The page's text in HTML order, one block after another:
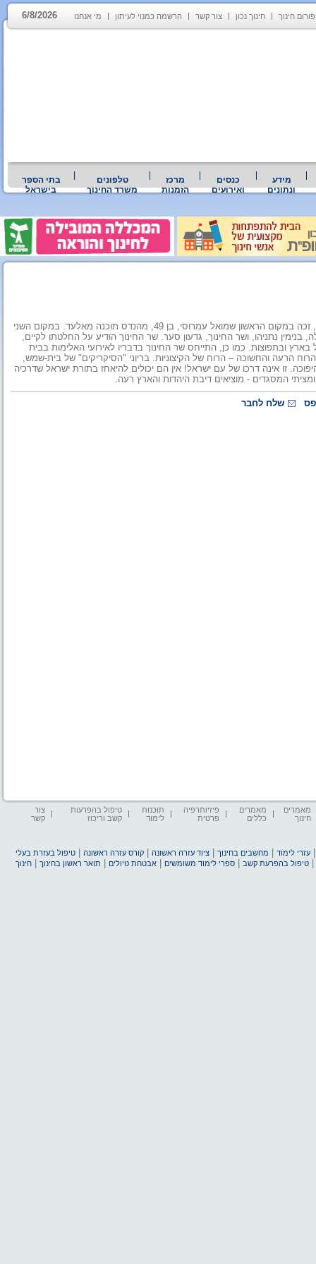
פורום חינוך חינוך נכון צור קשר הרשמה כמנוי לעיתון מי אנחנו 6/8/2026
מידע
ונתונים
כנסים
ואירועים
מרכז
הזמנות
טלפונים
משרד החינוך
בתי הספר
בישראל
בגמר חידון התנ״ך הארצי למבוגרים, שהתקיים הערב בבנייני האומה, זכה במקום הראשון שמואל עמרוסי, בן 49, מהנדס תוכנה מאלעד. במקום השני
ראש הממשלה, בנימין נתניהו, ושר החינוך, גדעון סער. שר החינוך הודיע על החלטתו לקיים,
ובתפוצות. כמו כן, התייחס שר החינוך בדבריו לאירועי האלימות בבית
הרעה והחשוכה – הרוח של הקיצוניות. בריוני "הסיקריקים" של בית-שמש,
זו אינה דרכו של עם ישראל! אין הם יכולים להיאחז בתורת ישראל שדרכיה
המסגדים - מוציאים דיבת היהדות והארץ רעה.
שלח לחבר
מאמרים
חינוך
מאמרים
כללים
פיזיותרפיה
פרטית
תוכנות
לימוד
טיפול בהפרעות
קשב וריכוז
צור
קשר
עזרי לימוד מחשבים בחינוך |ציוד עזרה ראשונה |קורס עזרה ראשונה |טיפול בעזרת בעלי
|טיפול בהפרעת קשב |ספרי לימוד משומשים |אבטחת טיולים תואר ראשון בחינוך |חינוך